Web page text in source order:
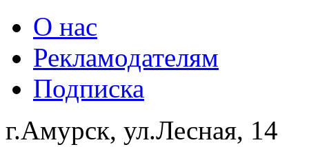
О нас
Рекламодателям
Подписка
г.Амурск, ул.Лесная, 14